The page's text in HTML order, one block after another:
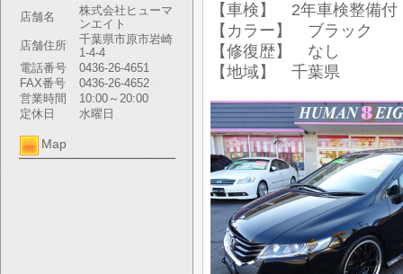
店舗名
株式会社ヒューマ
ンエイト
店舗住所
千葉県市原市岩崎
1-4-4
電話番号
0436-26-4651
FAX番号
0436-26-4652
営業時間
10:00～20:00
定休日
水曜日
Map
【車検】 2年車検整備付
【カラー】 ブラック
【修復歴】 なし
【地域】 千葉県